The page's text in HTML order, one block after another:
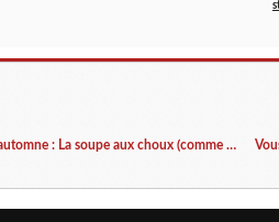
Recette d'automne : La soupe aux choux (comme dans le film !)